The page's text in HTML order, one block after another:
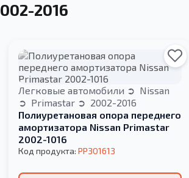
2016
Легковые автомобили
Nissan
Primastar
2002-2016
Полиуретановая опора переднего
амортизатора Nissan Primastar
2002-1016
Код продукта: PP301613